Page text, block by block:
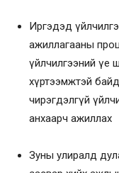
Иргэдэд
ажиллагааны
үйлчилгээний үе
хүртээмжтэй
чирэгдэлгүй
анхаарч ажиллах
Зуны улиралд